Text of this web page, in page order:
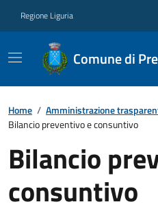
Regione Liguria
Comune di
Home / Amministrazione
Bilancio preventivo e consuntivo
Bilancio
consuntivo